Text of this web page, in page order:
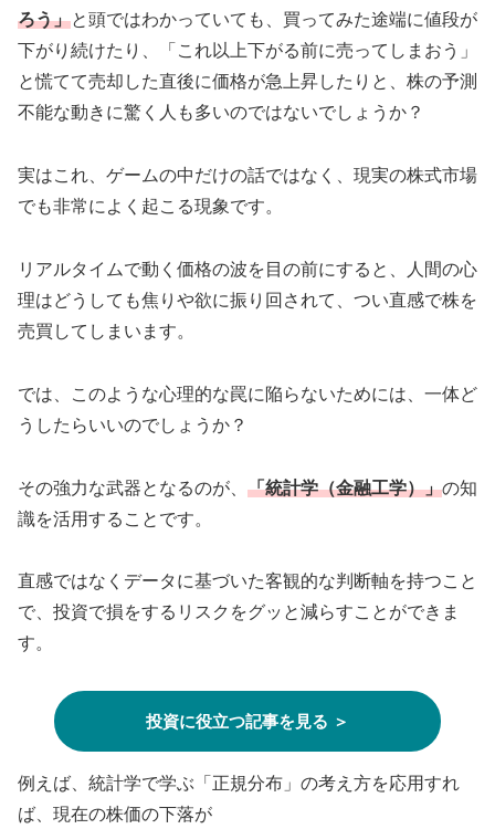
ろう」と頭ではわかっていても、買ってみた途端に値段が
下がり続けたり、「これ以上下がる前に売ってしまおう」
と慌てて売却した直後に価格が急上昇したりと、株の予測
不能な動きに驚く人も多いのではないでしょうか？
実はこれ、ゲームの中だけの話ではなく、現実の株式市場
でも非常によく起こる現象です。
リアルタイムで動く価格の波を目の前にすると、人間の心
理はどうしても焦りや欲に振り回されて、つい直感で株を
売買してしまいます。
では、このような心理的な罠に陥らないためには、一体ど
うしたらいいのでしょうか？
その強力な武器となるのが、 「統計学（金融工学）」の知
識を活用することです。
直感ではなくデータに基づいた客観的な判断軸を持つこと
で、投資で損をするリスクをグッと減らすことができま
す。
投資に役立つ記事を見る ＞
例えば、統計学で学ぶ「正規分布」の考え方を応用すれ
ば、現在の株価の下落が